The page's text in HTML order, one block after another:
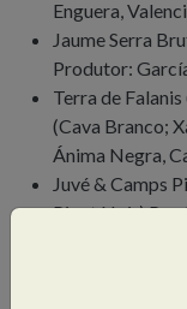
Enguera,
Jaume Serra
Produtor:
Terra de
(Cava Branco;
Ánima Negra,
Juvé & Camps
Pinot Noir)
Macabeo e